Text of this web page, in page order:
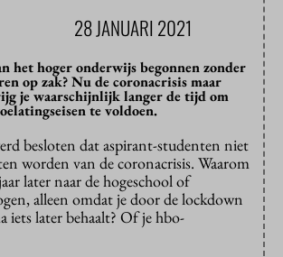
28 JANUARI 2021
het hoger onderwijs begonnen zonder
op zak? Nu de coronacrisis maar
je waarschijnlijk langer de tijd om
te voldoen.
besloten dat aspirant-studenten niet
worden van de coronacrisis. Waarom
later naar de hogeschool of
alleen omdat je door de lockdown
iets later behaalt? Of je hbo-